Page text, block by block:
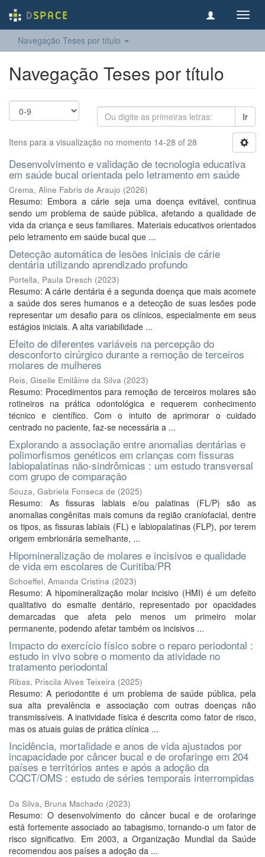
Navegação Teses por título
Navegação Teses por título
Ir
Itens para a visualização no momento 14-28 of 28
Desenvolvimento e validação de tecnologia educativa
em saúde bucal orientada pelo letramento em saúde
Crema, Aline Fabris de Araujo (2026)
Resumo: Embora a cárie seja uma doença evitável, continua
sendo um problema de saúde pública, afetando a qualidade de
vida da criança e seus familiares. Materiais educativos orientados
pelo letramento em saúde bucal que ...
Detecção automática de lesões iniciais de cárie
dentária utilizando aprendizado profundo
Portella, Paula Dresch (2023)
Resumo: A cárie dentária é a segunda doença que mais acomete
a saúde dos seres humanos e a detecção de suas lesões pode
representar um desafio para os clínicos, especialmente em seus
estágios iniciais. A alta variabilidade ...
Efeito de diferentes variáveis na percepção do
desconforto cirúrgico durante a remoção de terceiros
molares de mulheres
Reis, Giselle Emilãine da Silva (2023)
Resumo: Procedimentos para remoção de terceiros molares são
rotineiros na prática odontológica e requerem conhecimento
técnico e científico. Com o intuito de aprimorar o cuidado
centrado no paciente, faz-se necessária a ...
Explorando a associação entre anomalias dentárias e
polimorfismos genéticos em crianças com fissuras
labiopalatinas não-sindrômicas : um estudo transversal
com grupo de comparação
Souza, Gabriela Fonseca de (2025)
Resumo: As fissuras labiais e/ou palatinas (FL/P) são as
anomalias congênitas mais comuns da região craniofacial, dentre
os tipos, as fissuras labiais (FL) e labiopalatinas (FLP), por terem
origem embrionária semelhante, ...
Hipomineralização de molares e incisivos e qualidade
de vida em escolares de Curitiba/PR
Schoeffel, Amanda Cristina (2023)
Resumo: A hipomineralização molar incisivo (HMI) é um defeito
qualitativo do esmalte dentário, representado por opacidades
demarcadas que afeta pelo menos um primeiro molar
permanente, podendo afetar também os incisivos ...
Impacto do exercício físico sobre o reparo periodontal :
estudo in vivo sobre o momento da atividade no
tratamento periodontal
Ribas, Priscila Alves Teixeira (2025)
Resumo: A periodontite é um problema de saúde pública, pela
sua alta prevalência e associação com outras doenças não
transmissíveis. A inatividade física é descrita como fator de risco,
mas os atuais guias de prática clínica ...
Incidência, mortalidade e anos de vida ajustados por
incapacidade por câncer bucal e de orofaringe em 204
países e territórios antes e após a adoção da
CQCT/OMS : estudo de séries temporais interrompidas
Da Silva, Bruna Machado (2023)
Resumo: O desenvolvimento do câncer bucal e de orofaringe
está fortemente associado ao tabagismo, tornando-o um fator de
risco significativo. Em 2003, a Organização Mundial da Saúde
recomendou aos países a adoção da ...